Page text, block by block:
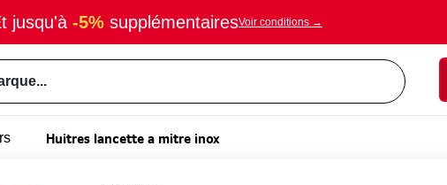
jusqu'à -5% supplémentairesVoir conditions →
Huitres lancette a mitre inox